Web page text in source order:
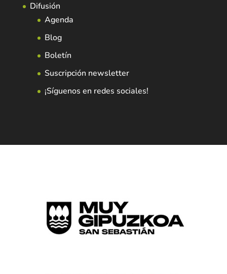
Difusión
Agenda
Blog
Boletín
Suscripción newsletter
¡Síguenos en redes sociales!